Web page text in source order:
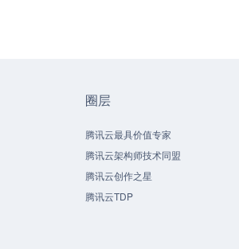
圈层
腾讯云最具价值专家
腾讯云架构师技术同盟
腾讯云创作之星
腾讯云TDP